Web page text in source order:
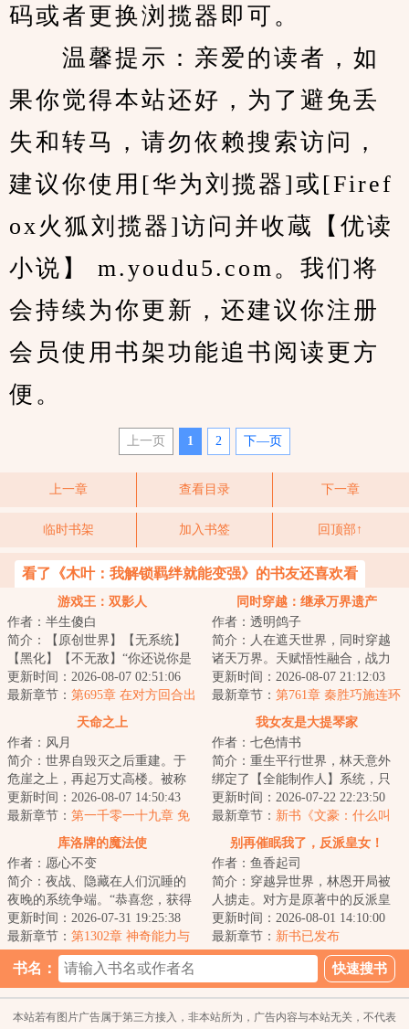
码或者更换浏揽器即可。
温馨提示：亲爱的读者，如
果你觉得本站还好，为了避免丢
失和转马，请勿依赖搜索访问，
建议你使用[华为刘揽器]或[Firef
ox火狐刘揽器]访问并收蔵【优读
小说】 m.youdu5.com。我们将
会持续为你更新，还建议你注册
会员使用书架功能追书阅读更方
便。
上一页 1 2 下—页
上一章 查看目录 下一章
临时书架 加入书签 回顶部↑
看了《木叶：我解锁羁绊就能变强》的书友还喜欢看
游戏王：双影人
作者：半生傻白
简介：【原创世界】【无系统】
【黑化】【不无敌】“你还说你是
医生？”“他们喊着什么复仇，恶
魔，献出心...
更新时间：2026-08-07 02:51:06
最新章节： 第695章 在对方回合出
【废品增速者】有没有说法？
同时穿越：继承万界遗产
作者：透明鸽子
简介：人在遮天世界，同时穿越
诸天万界。天赋悟性融合，战力
无限叠加。五倍同级战力，你说
我只是凡体而已...
更新时间：2026-08-07 21:12:03
最新章节： 第761章 秦胜巧施连环
计，神女误背卖身债
天命之上
作者：风月
简介：世界自毁灭之后重建。于
危崖之上，再起万丈高楼。被称
为天选者的人们活跃在现实的幕
后，行走在历史...
更新时间：2026-08-07 14:50:43
最新章节： 第一千零一十九章 免
我女友是大提琴家
作者：七色情书
简介：重生平行世界，林天意外
绑定了【全能制作人】系统，只
要绑定搭档，将其培养成超级“偶
像”，自己就...
更新时间：2026-07-22 22:23:50
最新章节： 新书《文豪：什么叫
别人家的孩子啊》已发~
库洛牌的魔法使
作者：愿心不变
简介：夜战、隐藏在人们沉睡的
夜晚的系统争端。“恭喜您，获得
SSS级能力。”系统的声音异常美
妙只是方然....
更新时间：2026-07-31 19:25:38
最新章节： 第1302章 神奇能力与
意料外的身影（下）
别再催眠我了，反派皇女！
作者：鱼香起司
简介：穿越异世界，林恩开局被
人掳走。对方是原著中的反派皇
女，要拿他做催眠实验。为了活
命，林恩不得不...
更新时间：2026-08-01 14:10:00
最新章节： 新书已发布
书名：
本站若有图片广告属于第三方接入，非本站所为，广告内容与本站无关，不代表